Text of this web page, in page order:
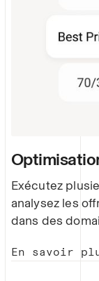
Exécutez
analysez les
dans des
En savoir